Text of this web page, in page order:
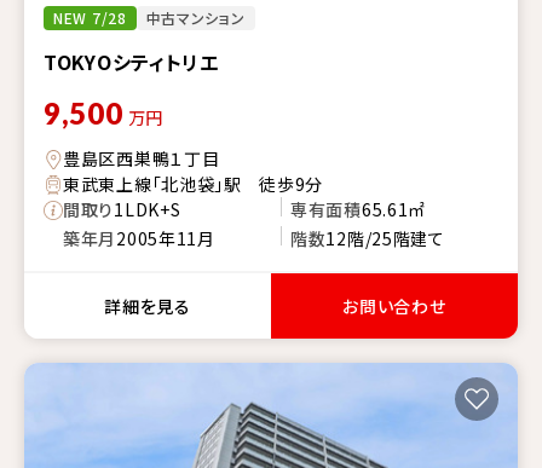
NEW 7/28 中古マンション
TOKYOシティトリエ
9,500 万円
豊島区西巣鴨１丁目
東武東上線「北池袋」駅 徒歩9分
間取り1LDK+S 専有面積65.61㎡
築年月 2005年11月 階数12階/25階建て
詳細を見る お問い合わせ